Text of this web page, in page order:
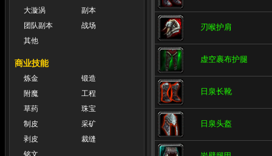
大漩涡
副本
团队副本
战场
其他
商业技能
炼金
锻造
附魔
工程
草药
珠宝
制皮
采矿
剥皮
裁缝
铭文
刃喉护肩
虚空裹布护腿
日泉长靴
日泉头盔